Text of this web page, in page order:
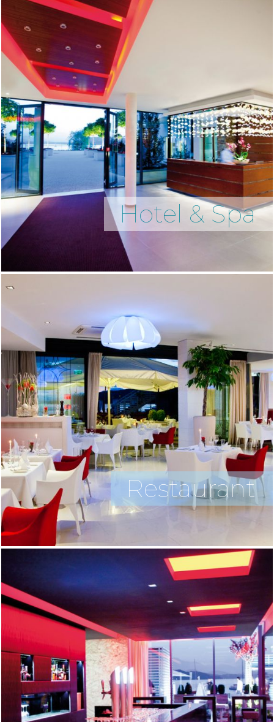
Hotel & Spa
Restaurant